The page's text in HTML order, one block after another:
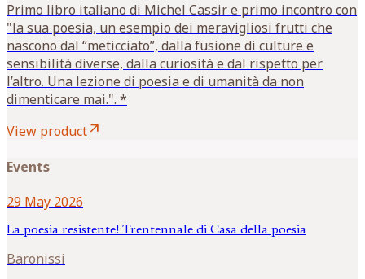
Primo libro italiano di Michel Cassir e primo incontro con
"la sua poesia, un esempio dei meravigliosi frutti che
nascono dal “meticciato”, dalla fusione di culture e
sensibilità diverse, dalla curiosità e dal rispetto per
l’altro. Una lezione di poesia e di umanità da non
dimenticare mai.". *
View productarrow_outward
Events
29 May 2026
La poesia resistente! Trentennale di Casa della poesia
Baronissi